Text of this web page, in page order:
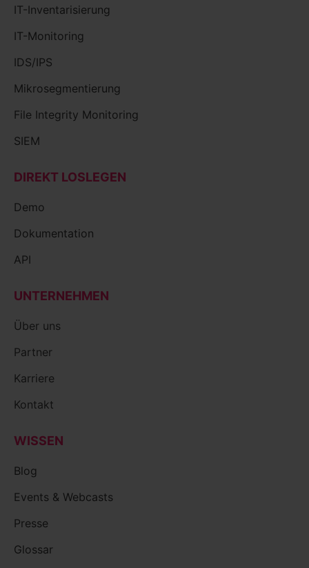
IT-Inventarisierung
IT-Monitoring
IDS/IPS
Mikrosegmentierung
File Integrity Monitoring
SIEM
DIREKT LOSLEGEN
Demo
Dokumentation
API
UNTERNEHMEN
Über uns
Partner
Karriere
Kontakt
WISSEN
Blog
Events & Webcasts
Presse
Glossar